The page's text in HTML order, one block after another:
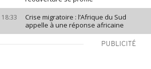
18:33
Crise migratoire : l’Afrique du Sud
appelle à une réponse africaine
PUBLICITÉ